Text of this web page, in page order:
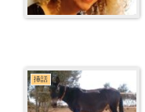
挿話